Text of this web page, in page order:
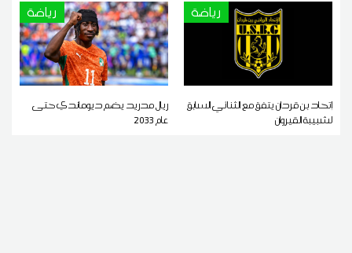
رياضة
إتحاد بن قردان يتفق مع الثنائي السابق
لشبيبة القيروان
رياضة
ريال مدريد يضم ديوماندي حتى
عام 2033